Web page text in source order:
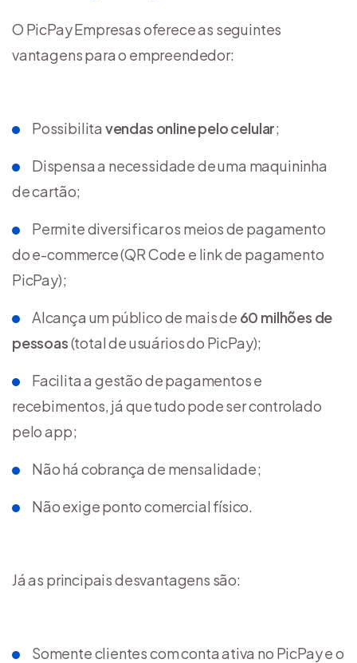
O PicPay Empresas oferece as seguintes
vantagens para o empreendedor:
Possibilita vendas online pelo celular;
Dispensa a necessidade de uma maquininha
de cartão;
Permite diversificar os meios de pagamento
do e-commerce (QR Code e link de pagamento
PicPay);
Alcança um público de mais de 60 milhões de
pessoas(total de usuários do PicPay);
Facilita a gestão de pagamentos e
recebimentos, já que tudo pode ser controlado
pelo app;
Não há cobrança de mensalidade;
Não exige ponto comercial físico.
Já as principais desvantagens são:
Somente clientes com conta ativa no PicPay e o